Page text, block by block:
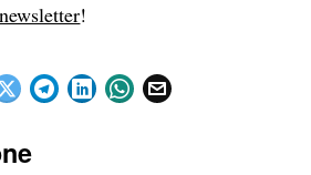
newsletter!